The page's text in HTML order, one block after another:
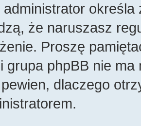
administrator
że naruszasz
Proszę
grupa phpBB nie
dlaczego